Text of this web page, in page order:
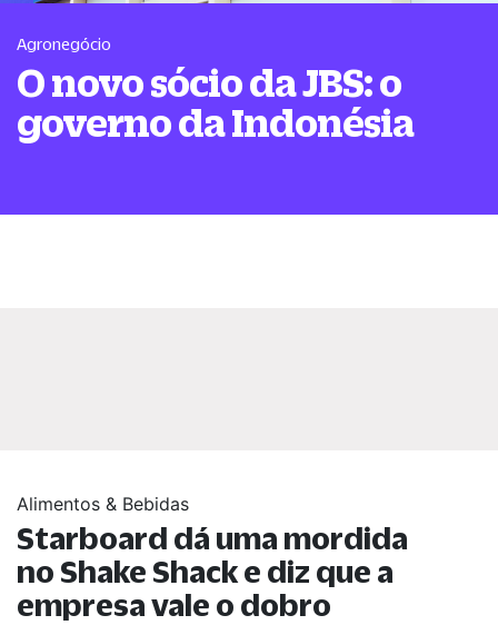
Agronegócio
O novo sócio da JBS: o
governo da Indonésia
Alimentos & Bebidas
Starboard dá uma mordida
no Shake Shack e diz que a
empresa vale o dobro